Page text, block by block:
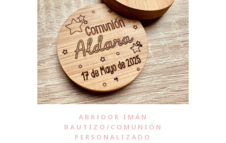
ABRIDOR IMÁN
BAUTIZO/COMUNIÓN
PERSONALIZADO